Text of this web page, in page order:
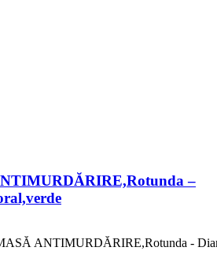
–
ANTIMURDĂRIRE,Rotunda -